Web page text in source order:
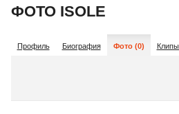
ФОТО ISOLE
Профиль Биография Фото (0)